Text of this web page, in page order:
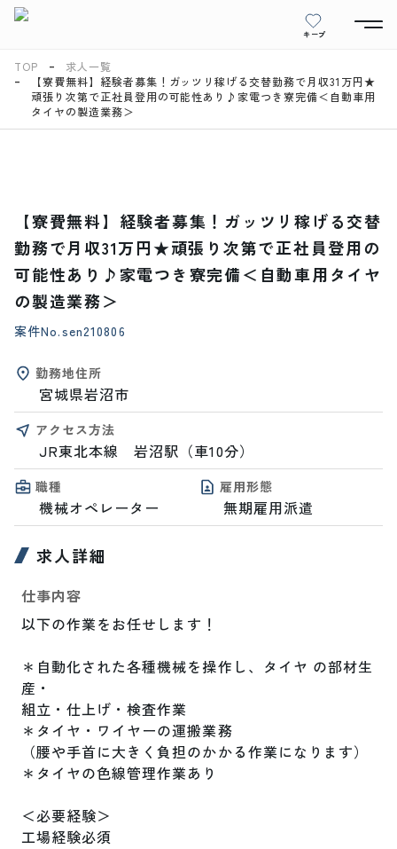
キープ
TOP
求人一覧
【寮費無料】経験者募集！ガッツリ稼げる交替勤務で月収31万円★
頑張り次第で正社員登用の可能性あり♪家電つき寮完備＜自動車用
タイヤの製造業務＞
【寮費無料】経験者募集！ガッツリ稼げる交替
勤務で月収31万円★頑張り次第で正社員登用の
可能性あり♪家電つき寮完備＜自動車用タイヤ
の製造業務＞
案件No.sen210806
勤務地住所
宮城県岩沼市
アクセス方法
JR東北本線　岩沼駅（車10分）
職種
機械オペレーター
雇用形態
無期雇用派遣
求人詳細
仕事内容
以下の作業をお任せします！
＊自動化された各種機械を操作し、タイヤ の部材生
産・
組立・仕上げ・検査作業
＊タイヤ・ワイヤーの運搬業務
（腰や手首に大きく負担のかかる作業になります）
＊タイヤの色線管理作業あり
＜必要経験＞
工場経験必須